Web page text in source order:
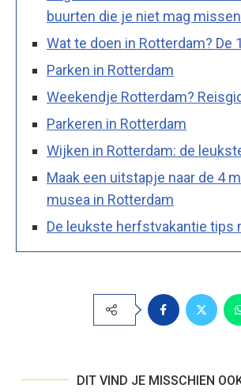
buurten die je niet mag
Wat te doen in Rotterdam? De
Parken in Rotterdam
Weekendje Rotterdam?
Parkeren in Rotterdam
Wijken in Rotterdam: de
Maak een uitstapje naar de 4
musea in Rotterdam
De leukste herfstvakantie tips
DIT VIND JE MISSCHIEN